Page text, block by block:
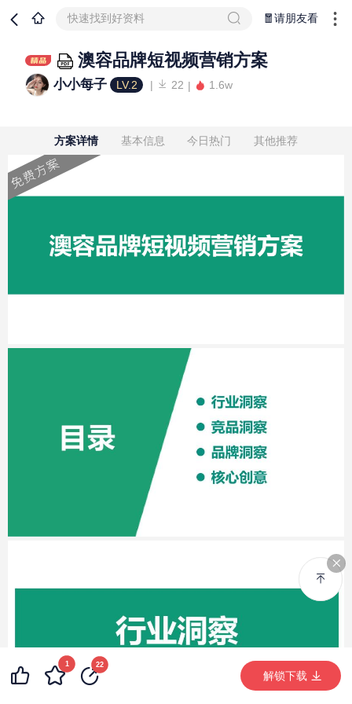
快速找到好资料 🧧请朋友看
澳容品牌短视频营销方案
小小每子 LV.2 22 1.6w
方案详情 基本信息 今日热门 其他推荐
1 22
解锁下载